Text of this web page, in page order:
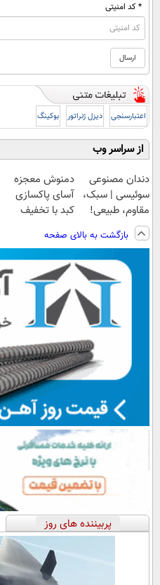
* کد امنیتی
اعتبارسنجی دیزل ژنراتور بوکینگ
از سراسر وب
دندان مصنوعی
سوئیسی | سبک،
مقاوم، طبیعی!
ویزیت
رایگان+پرداخت
اقساطی😍
دمنوش معجزه
آسای پاکسازی
کبد با تخفیف
بازگشت به بالای صفحه
پربیننده های روز